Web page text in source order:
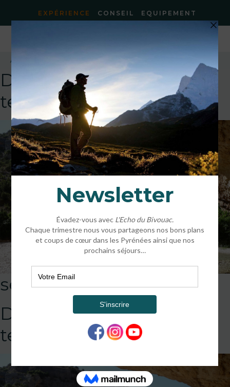
EXPÉRIENCE CONSEIL EQUIPEMENT
Accueil Sierra de Guara»sejour-sierra-guara3
DEFAULT
template!!!!!attachment
sejour-sierra-guara3
DEFAULT
template!!!!!attachment